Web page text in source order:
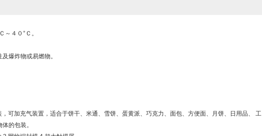
～４０°Ｃ。
爆炸物或易燃物。
可加充气装置，适合于饼干、米通、雪饼、蛋黄派、巧克力、面包、方便面、月饼、日用品、 工
的包装。